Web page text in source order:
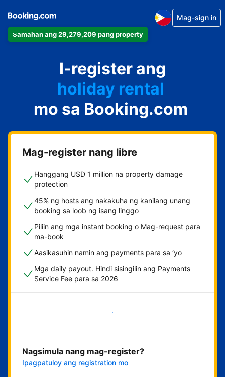
Samahan ang 29,279,209 pang property
Mag-sign in
I-register ang
apartment
hotel
holiday rental
guest house
bed and breakfast
mo sa Booking.com
Mag-register nang libre
Hanggang USD 1 million na property damage
protection
45% ng hosts ang nakakuha ng kanilang unang
booking sa loob ng isang linggo
Piliin ang mga instant booking o Mag-request para
ma-book
Aasikasuhin namin ang payments para sa ‘yo
Mga daily payout. Hindi sisingilin ang Payments
Service Fee para sa 2026
Magsimula na
Nagsimula nang mag-register?
Ipagpatuloy ang registration mo